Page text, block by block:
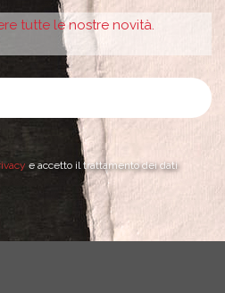
tutte le nostre novità.
e accetto il trattamento dei dati